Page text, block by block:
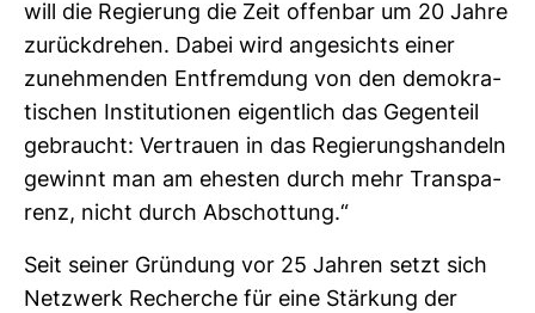
will die Regie­rung die Zeit offenbar um 20 Jahre
zurück­drehen. Dabei wird ange­sichts einer
zuneh­menden Ent­frem­dung von den demo­kra­
ti­schen Insti­tu­tionen eigent­lich das Gegen­teil
gebraucht: Ver­trauen in das Regie­rungs­han­deln
gewinnt man am ehesten durch mehr Trans­pa­
renz, nicht durch Abschot­tung.“
Seit seiner Grün­dung vor 25 Jahren setzt sich
Netz­werk Recherche für eine Stär­kung der